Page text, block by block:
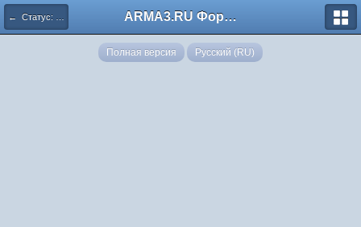
← Статус: ОТКРЫТО ARMA3.RU Форум
Полная версия Русский (RU)